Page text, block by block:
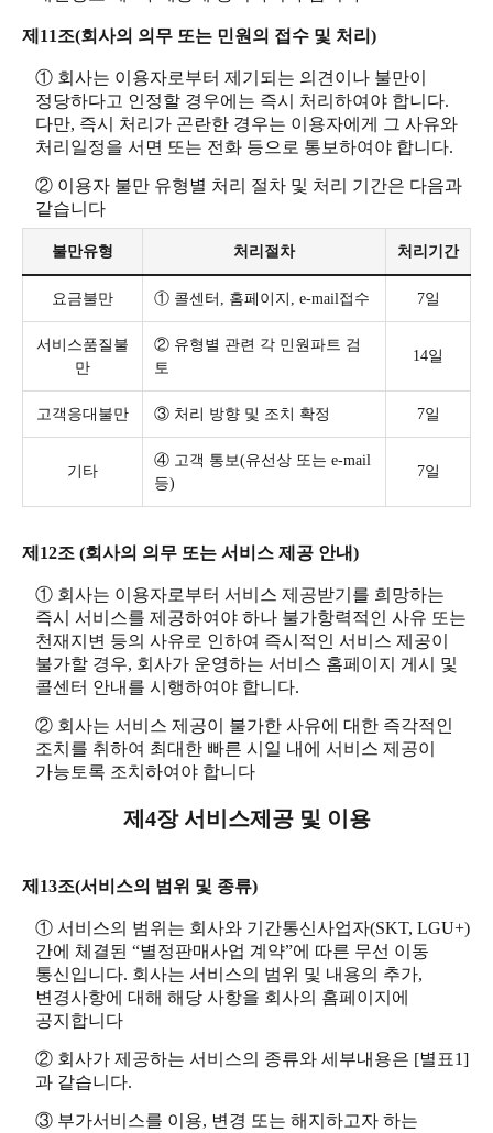
제11조(회사의 의무 또는 민원의 접수 및 처리)
① 회사는 이용자로부터 제기되는 의견이나 불만이
정당하다고 인정할 경우에는 즉시 처리하여야 합니다.
다만, 즉시 처리가 곤란한 경우는 이용자에게 그 사유와
처리일정을 서면 또는 전화 등으로 통보하여야 합니다.
② 이용자 불만 유형별 처리 절차 및 처리 기간은 다음과
같습니다
불만유형 처리절차 처리기간
요금불만 ① 콜센터, 홈페이지, e-mail접수 7일
서비스품질불
만
② 유형별 관련 각 민원파트 검
토
14일
고객응대불만 ③ 처리 방향 및 조치 확정 7일
기타
④ 고객 통보(유선상 또는 e-mail
등)
7일
제12조 (회사의 의무 또는 서비스 제공 안내)
① 회사는 이용자로부터 서비스 제공받기를 희망하는
즉시 서비스를 제공하여야 하나 불가항력적인 사유 또는
천재지변 등의 사유로 인하여 즉시적인 서비스 제공이
불가할 경우, 회사가 운영하는 서비스 홈페이지 게시 및
콜센터 안내를 시행하여야 합니다.
② 회사는 서비스 제공이 불가한 사유에 대한 즉각적인
조치를 취하여 최대한 빠른 시일 내에 서비스 제공이
가능토록 조치하여야 합니다
제4장 서비스제공 및 이용
제13조(서비스의 범위 및 종류)
① 서비스의 범위는 회사와 기간통신사업자(SKT, LGU+)
간에 체결된 “별정판매사업 계약”에 따른 무선 이동
통신입니다. 회사는 서비스의 범위 및 내용의 추가,
변경사항에 대해 해당 사항을 회사의 홈페이지에
공지합니다
② 회사가 제공하는 서비스의 종류와 세부내용은 [별표1]
과 같습니다.
③ 부가서비스를 이용, 변경 또는 해지하고자 하는